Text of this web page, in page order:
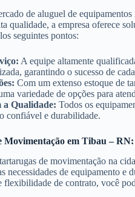
de aluguel de
qualidade, a empresa oferece
seguintes pontos:
A equipe altamente
garantindo o sucesso de
Com um extenso estoque de
variedade de opções para
a Qualidade: Todos os
confiável e durabilidade.
Movimentação em Tibau –
de movimentação na
necessidades de equipamento
flexibilidade de contrato, você